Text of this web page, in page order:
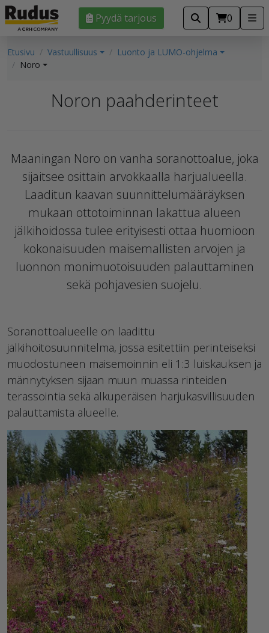
Pyydä tarjous 0
Etusivu Vastuullisuus
Luonto ja LUMO-ohjelma
Noro
Noron paahderinteet
Maaningan Noro on vanha soranottoalue, joka
sijaitsee osittain arvokkaalla harjualueella.
Laaditun kaavan suunnittelumääräyksen
mukaan ottotoiminnan lakattua alueen
jälkihoidossa tulee erityisesti ottaa huomioon
kokonaisuuden maisemallisten arvojen ja
luonnon monimuotoisuuden palauttaminen
sekä pohjavesien suojelu.
Soranottoalueelle on laadittu
jälkihoitosuunnitelma, jossa esitettiin perinteiseksi
muodostuneen maisemoinnin eli 1:3 luiskauksen ja
männytyksen sijaan muun muassa rinteiden
terassointia sekä alkuperäisen harjukasvillisuuden
palauttamista alueelle.